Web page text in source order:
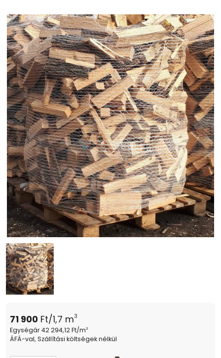
71 900 Ft/1,7 m3
Egységár 42 294,12 Ft/m3
ÁFÁ-val, Szállítási költségek nélkül